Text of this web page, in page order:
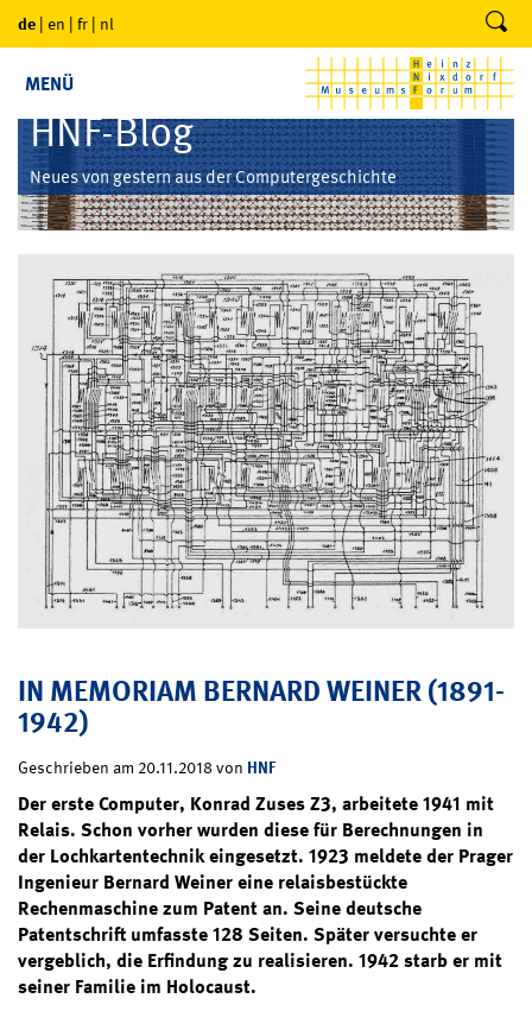
de | en | fr | nl
MENÜ
HNF-Blog
Neues von gestern aus der Computergeschichte
IN MEMORIAM BERNARD WEINER (1891-
1942)
Geschrieben am 20.11.2018 von HNF
Der erste Computer, Konrad Zuses Z3, arbeitete 1941 mit
Relais. Schon vorher wurden diese für Berechnungen in
der Lochkartentechnik eingesetzt. 1923 meldete der Prager
Ingenieur Bernard Weiner eine relaisbestückte
Rechenmaschine zum Patent an. Seine deutsche
Patentschrift umfasste 128 Seiten. Später versuchte er
vergeblich, die Erfindung zu realisieren. 1942 starb er mit
seiner Familie im Holocaust.